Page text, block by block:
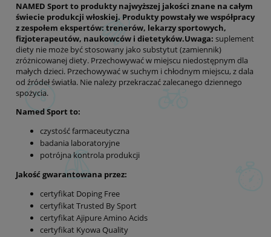
NAMED Sport to produkty najwyższej jakości znane na całym
świecie produkcji włoskiej. Produkty powstały we współpracy
z zespołem ekspertów: trenerów, lekarzy sportowych,
fizjoterapeutów, naukowców i dietetyków.Uwaga: suplement
diety nie może być stosowany jako substytut (zamiennik)
zróżnicowanej diety. Przechowywać w miejscu niedostępnym dla
małych dzieci. Przechowywać w suchym i chłodnym miejscu, z dala
od źródeł światła. Nie należy przekraczać zalecanego dziennego
spożycia.
Named Sport to:
czystość farmaceutyczna
badania laboratoryjne
potrójna kontrola produkcji
Jakość gwarantowana przez:
certyfikat Doping Free
certyfikat Trusted By Sport
certyfikat Ajipure Amino Acids
certyfikat Kyowa Quality